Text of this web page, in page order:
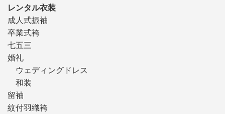
レンタル衣装
成人式振袖
卒業式袴
七五三
婚礼
ウェディングドレス
和装
留袖
紋付羽織袴